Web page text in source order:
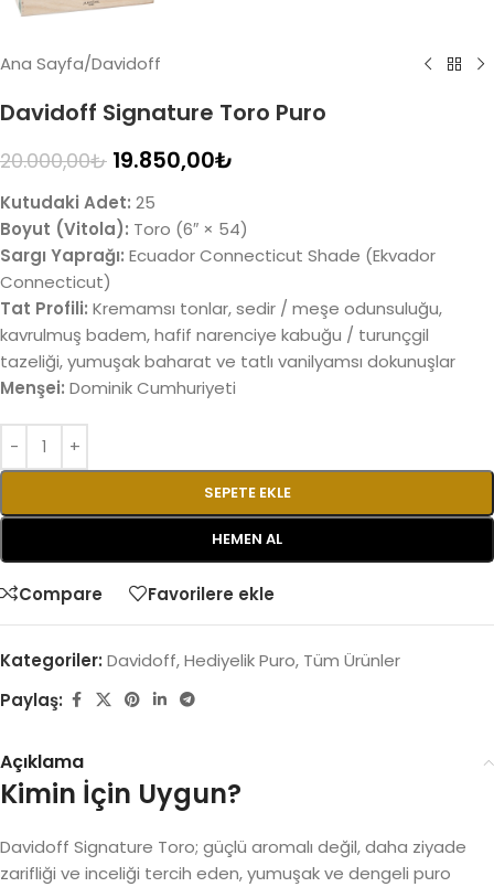
Ana Sayfa/Davidoff
Davidoff Signature Toro Puro
20.000,00₺ 19.850,00₺
Kutudaki Adet: 25
Boyut (Vitola): Toro (6″ × 54)
Sargı Yaprağı: Ecuador Connecticut Shade (Ekvador
Connecticut)
Tat Profili: Kremamsı tonlar, sedir / meşe odunsuluğu,
kavrulmuş badem, hafif narenciye kabuğu / turunçgil
tazeliği, yumuşak baharat ve tatlı vanilyamsı dokunuşlar
Menşei: Dominik Cumhuriyeti
SEPETE EKLE
HEMEN AL
Compare Favorilere ekle
Kategoriler: Davidoff,Hediyelik Puro, Tüm Ürünler
Paylaş:
Açıklama
Kimin İçin Uygun?
Davidoff Signature Toro; güçlü aromalı değil, daha ziyade
zarifliği ve inceliği tercih eden, yumuşak ve dengeli puro